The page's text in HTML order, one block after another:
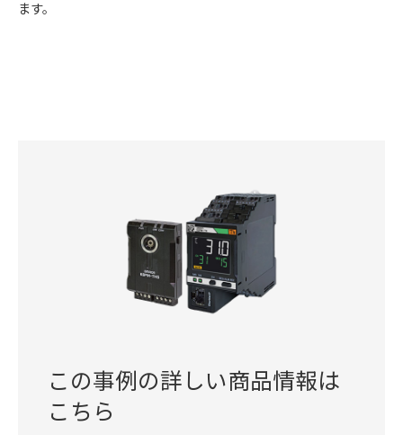
ます。
この事例の詳しい商品情報は
こちら